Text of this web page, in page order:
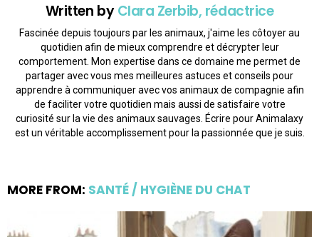
Written byClara Zerbib, rédactrice
Fascinée depuis toujours par les animaux, j'aime les côtoyer au
quotidien afin de mieux comprendre et décrypter leur
comportement. Mon expertise dans ce domaine me permet de
partager avec vous mes meilleures astuces et conseils pour
apprendre à communiquer avec vos animaux de compagnie afin
de faciliter votre quotidien mais aussi de satisfaire votre
curiosité sur la vie des animaux sauvages. Écrire pour Animalaxy
est un véritable accomplissement pour la passionnée que je suis.
MORE FROM: SANTÉ / HYGIÈNE DU CHAT